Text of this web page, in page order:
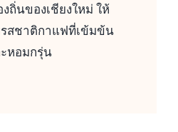
ถิ่นของเชียงใหม่ ให้
สชาติกาแฟที่เข้มข้น
หอมกรุ่น